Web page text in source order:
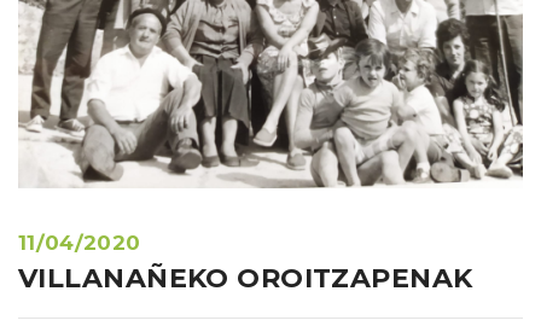
11/04/2020
VILLANAÑEKO OROITZAPENAK